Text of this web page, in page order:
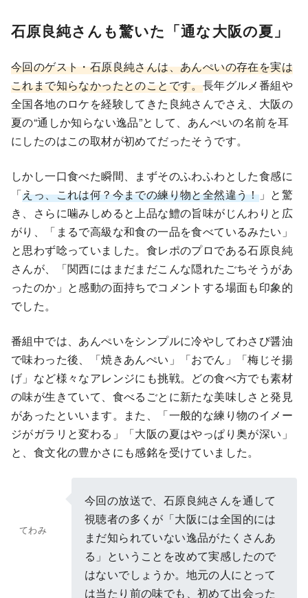
石原良純さんも驚いた「通な大阪の夏」
今回のゲスト・石原良純さんは、あんぺいの存在を実は
これまで知らなかったとのことです。長年グルメ番組や
全国各地のロケを経験してきた良純さんでさえ、大阪の
夏の“通しか知らない逸品”として、あんぺいの名前を耳
にしたのはこの取材が初めてだったそうです。
しかし一口食べた瞬間、まずそのふわふわとした食感に
「えっ、これは何？今までの練り物と全然違う！」と驚
き、さらに噛みしめると上品な鱧の旨味がじんわりと広
がり、「まるで高級な和食の一品を食べているみたい」
と思わず唸っていました。食レポのプロである石原良純
さんが、「関西にはまだまだこんな隠れたごちそうがあ
ったのか」と感動の面持ちでコメントする場面も印象的
でした。
番組中では、あんぺいをシンプルに冷やしてわさび醤油
で味わった後、「焼きあんぺい」「おでん」「梅じそ揚
げ」など様々なアレンジにも挑戦。どの食べ方でも素材
の味が生きていて、食べるごとに新たな美味しさと発見
があったといいます。また、「一般的な練り物のイメー
ジがガラリと変わる」「大阪の夏はやっぱり奥が深い」
と、食文化の豊かさにも感銘を受けていました。
てわみ
今回の放送で、石原良純さんを通して
視聴者の多くが「大阪には全国的には
まだ知られていない逸品がたくさんあ
る」ということを改めて実感したので
はないでしょうか。地元の人にとって
は当たり前の味でも、初めて出会った